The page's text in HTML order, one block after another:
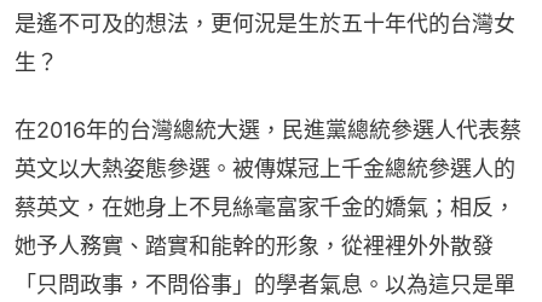
是遙不可及的想法，更何況是生於五十年代的台灣女
生？
在2016年的台灣總統大選，民進黨總統參選人代表蔡
英文以大熱姿態參選。被傳媒冠上千金總統參選人的
蔡英文，在她身上不見絲毫富家千金的嬌氣；相反，
她予人務實、踏實和能幹的形象，從裡裡外外散發
「只問政事，不問俗事」的學者氣息。以為這只是單